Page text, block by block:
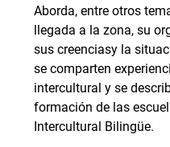
Aborda, entre otros
llegada a la zona, su
sus creenciasy la
se comparten
intercultural y se
formación de las
Intercultural Bilingüe.